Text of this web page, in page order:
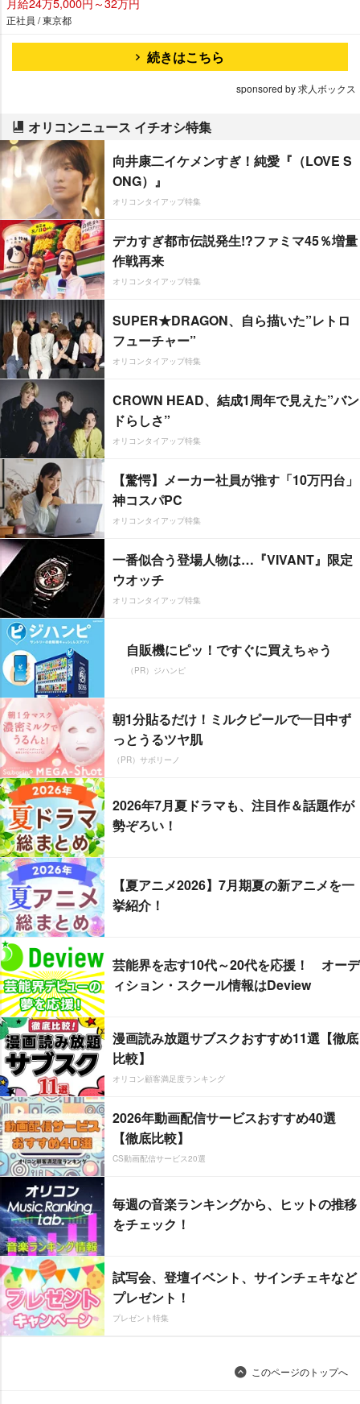
正社員 / 東京都
続きはこちら
sponsored by 求人ボックス
オリコンニュース イチオシ特集
向井康二イケメンすぎ！純愛『（LOVE S
ONG）』
オリコンタイアップ特集
デカすぎ都市伝説発生!?ファミマ45％増量
作戦再来
オリコンタイアップ特集
SUPER★DRAGON、自ら描いた”レトロ
フューチャー”
オリコンタイアップ特集
CROWN HEAD、結成1周年で見えた”バン
ドらしさ”
オリコンタイアップ特集
【驚愕】メーカー社員が推す「10万円台」
神コスパPC
オリコンタイアップ特集
一番似合う登場人物は…『VIVANT』限定
ウオッチ
オリコンタイアップ特集
自販機にピッ！ですぐに買えちゃう
（PR）ジハンピ
朝1分貼るだけ！ミルクピールで一日中ず
っとうるツヤ肌
（PR）サボリーノ
2026年7月夏ドラマも、注目作＆話題作が
勢ぞろい！
【夏アニメ2026】7月期夏の新アニメを一
挙紹介！
芸能界を志す10代～20代を応援！ オーデ
ィション・スクール情報はDeview
漫画読み放題サブスクおすすめ11選【徹底
比較】
オリコン顧客満足度ランキング
2026年動画配信サービスおすすめ40選
【徹底比較】
CS動画配信サービス20選
毎週の音楽ランキングから、ヒットの推移
をチェック！
試写会、登壇イベント、サインチェキなど
プレゼント！
プレゼント特集
このページのトップへ